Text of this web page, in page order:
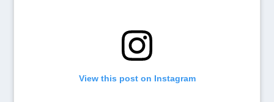
View this post on Instagram